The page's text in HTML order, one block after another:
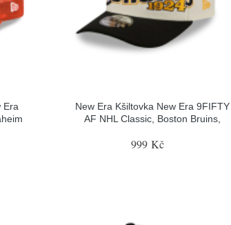
Era
New Era Kšiltovka New Era 9FIFTY
AF NHL Classic, Boston Bruins,
999 Kč